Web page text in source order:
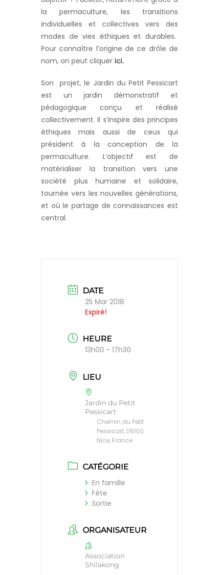
la permaculture, les transitions
individuelles et collectives vers des
modes de vies éthiques et durables.
Pour connaître l’origine de ce drôle de
nom, on peut cliquer ici.
Son projet, le Jardin du Petit Pessicart
est un jardin démonstratif et
pédagogique conçu et réalisé
collectivement. Il s’inspire des principes
éthiques mais aussi de ceux qui
président à la conception de la
permaculture. L’objectif est de
matérialiser la transition vers une
société plus humaine et solidaire,
tournée vers les nouvelles générations,
et où le partage de connaissances est
central.
DATE
25 Mar 2018
Expiré!
HEURE
13h00 - 17h30
LIEU
Jardin du Petit
Pessicart
Chemin du Petit
Pessicart, 06100
Nice, France
CATÉGORIE
En famille
Fête
Sortie
ORGANISATEUR
Association
Shilakong